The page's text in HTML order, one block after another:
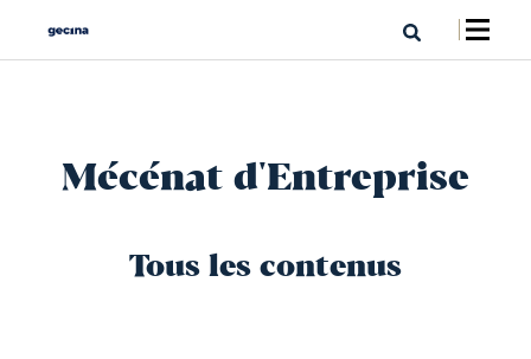
Mécénat d'Entreprise
Tous les contenus